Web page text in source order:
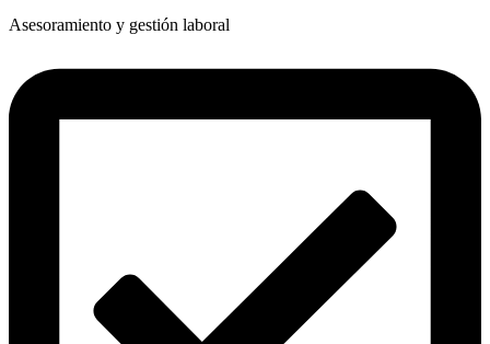
Asesoramiento y gestión laboral